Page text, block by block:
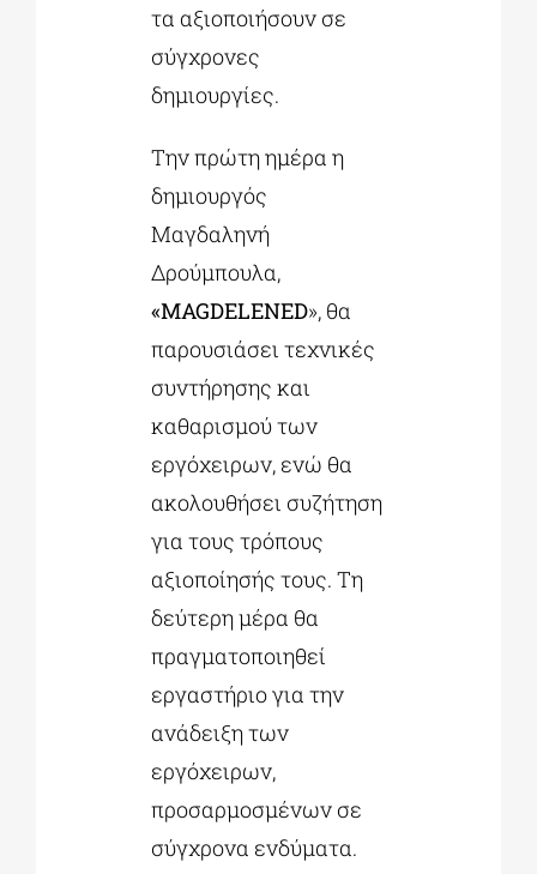
τα αξιοποιήσουν σε
σύγχρονες
δημιουργίες.
Την πρώτη ημέρα η
δημιουργός
Μαγδαληνή
Δρούμπουλα,
«MAGDELENED», θα
παρουσιάσει τεχνικές
συντήρησης και
καθαρισμού των
εργόχειρων, ενώ θα
ακολουθήσει συζήτηση
για τους τρόπους
αξιοποίησής τους. Τη
δεύτερη μέρα θα
πραγματοποιηθεί
εργαστήριο για την
ανάδειξη των
εργόχειρων,
προσαρμοσμένων σε
σύγχρονα ενδύματα.